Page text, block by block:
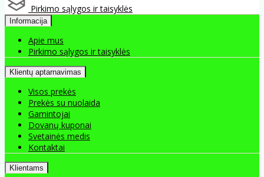
Pirkimo sąlygos ir taisyklės
Informacija
Apie mus
Pirkimo sąlygos ir taisyklės
Klientų aptarnavimas
Visos prekės
Prekės su nuolaida
Gamintojai
Dovanų kuponai
Svetainės medis
Kontaktai
Klientams